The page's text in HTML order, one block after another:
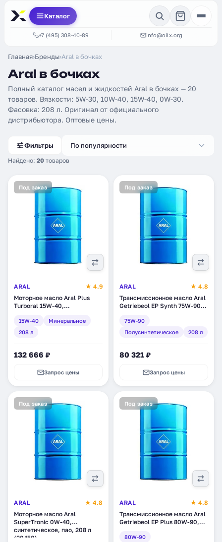
Каталог
+7 (495) 308-40-89 info@oilx.org
Главная›Бренды›Aral в бочках
Aral в бочках
Полный каталог масел и жидкостей Aral в бочках — 20
товаров. Вязкости: 5W-30, 10W-40, 15W-40, 0W-30.
Фасовка: 208 л. Оригинал от официального
дистрибьютора. Оптовые цены.
Фильтры
Найдено: 20 товаров
По популярности
Под заказ
ARAL
★ 4.9
Моторное масло Aral Plus
Turboral 15W-40,
15W-40
Минеральное
208 л
132 666 ₽
Запрос цены
Под заказ
ARAL
★ 4.8
Трансмиссионное масло Aral
Getriebeol EP Synth 75W-90,
(15474)
75W-90
Полусинтетическое
208 л
80 321 ₽
Запрос цены
Под заказ
ARAL
★ 4.8
Моторное масло Aral
SuperTronic 0W-40,
синтетическое, пао, 208 л
(20450)
Под заказ
ARAL
★ 4.8
Трансмиссионное масло Aral
Getriebeol EP Plus 80W-90,
(25450)
80W-90